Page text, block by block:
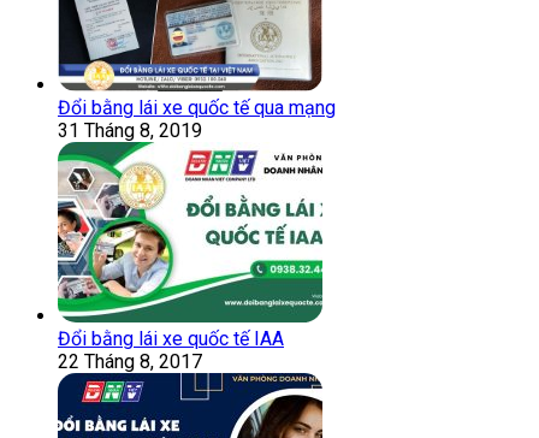
Đổi bằng lái xe quốc tế qua mạng
31 Tháng 8, 2019
Đổi bằng lái xe quốc tế IAA
22 Tháng 8, 2017